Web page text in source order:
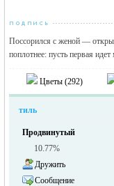
Поссорился с женой —
поплотнее: пусть первая идет
Цветы (292)
тиль
Продвинутый
10.77%
Дружить
Сообщение